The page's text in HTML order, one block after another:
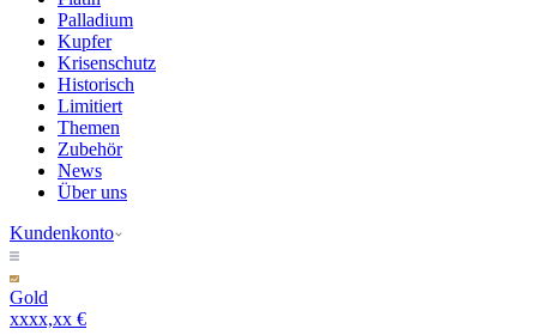
Palladium
Kupfer
Krisenschutz
Historisch
Limitiert
Themen
Zubehör
News
Über uns
Kundenkonto
Gold
xxxx,xx €